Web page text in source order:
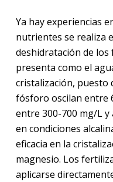
Ya hay experiencias
nutrientes se realiza
deshidratación de
presenta como el
cristalización, puesto
fósforo oscilan entre
entre 300-700 mg/L y
en condiciones
eficacia en la
magnesio. Los
aplicarse